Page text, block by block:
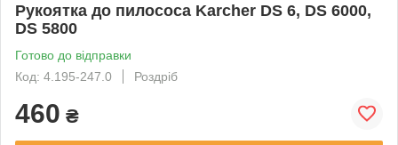
Рукоятка до пилососа Karcher DS 6, DS 6000,
DS 5800
Готово до відправки
Код: 4.195-247.0
Роздріб
460 ₴